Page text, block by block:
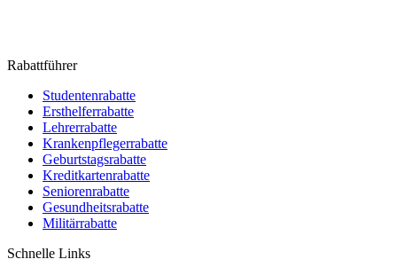
Rabattführer
Studentenrabatte
Ersthelferrabatte
Lehrerrabatte
Krankenpflegerrabatte
Geburtstagsrabatte
Kreditkartenrabatte
Seniorenrabatte
Gesundheitsrabatte
Militärrabatte
Schnelle Links